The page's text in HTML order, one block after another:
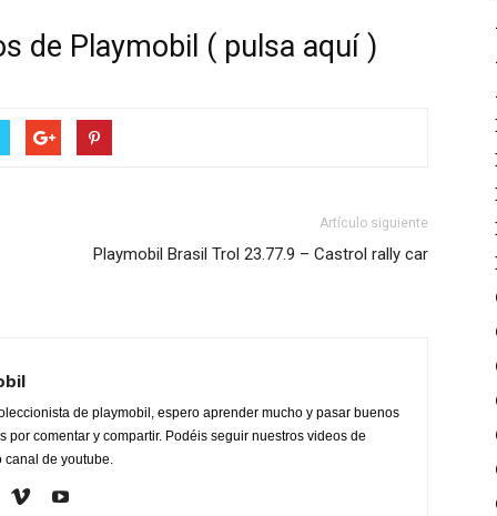
de Playmobil ( pulsa aquí )
Artículo siguiente
Playmobil Brasil Trol 23.77.9 – Castrol rally car
de playmobil, espero aprender mucho y pasar buenos
por comentar y compartir. Podéis seguir nuestros videos de
canal de youtube.